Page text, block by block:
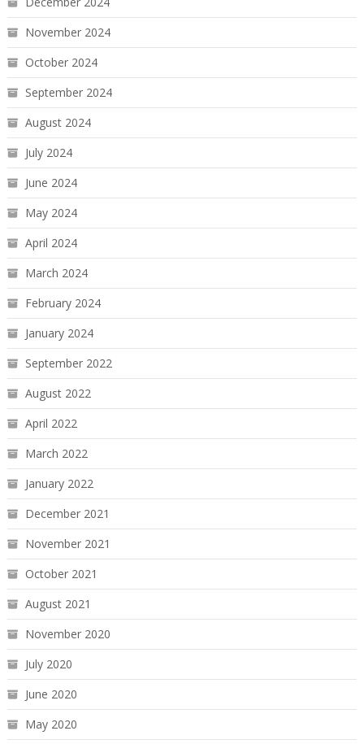
November 2024
October 2024
September 2024
August 2024
July 2024
June 2024
May 2024
April 2024
March 2024
February 2024
January 2024
September 2022
August 2022
April 2022
March 2022
January 2022
December 2021
November 2021
October 2021
August 2021
November 2020
July 2020
June 2020
May 2020